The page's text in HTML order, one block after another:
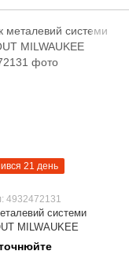
21 день
4932472131
системи
MILWAUKEE